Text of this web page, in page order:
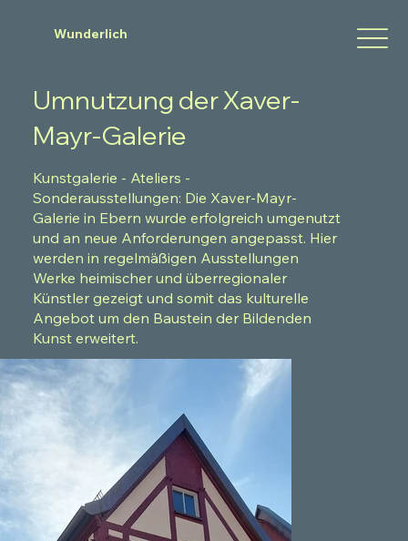
Wunderlich
Umnutzung der Xaver-
Mayr-Galerie
Kunstgalerie - Ateliers -
Sonderausstellungen: Die Xaver-Mayr-
Galerie in Ebern wurde erfolgreich umgenutzt
und an neue Anforderungen angepasst. Hier
werden in regelmäßigen Ausstellungen
Werke heimischer und überregionaler
Künstler gezeigt und somit das kulturelle
Angebot um den Baustein der Bildenden
Kunst erweitert.